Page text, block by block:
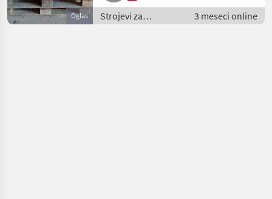
Oglas
Strojevi za
đubrenje, gnojenje i
3 meseci online